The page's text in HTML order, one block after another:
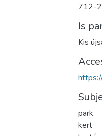
712-
Is
Kis
park
kert